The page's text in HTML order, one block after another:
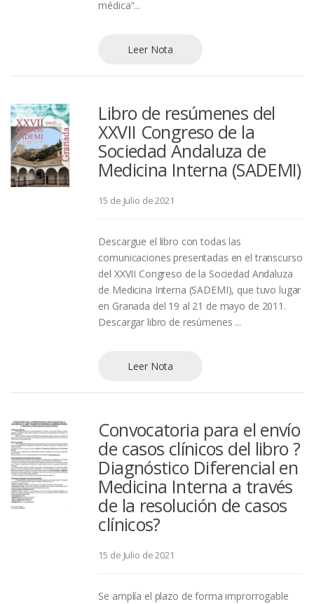
médica”...
Leer Nota
Libro de resúmenes del
XXVII Congreso de la
Sociedad Andaluza de
Medicina Interna (SADEMI)
15 de Julio de 2021
Descargue el libro con todas las
comunicaciones presentadas en el transcurso
del XXVII Congreso de la Sociedad Andaluza
de Medicina Interna (SADEMI), que tuvo lugar
en Granada del 19 al 21 de mayo de 2011.
Descargar libro de resúmenes ...
Leer Nota
Convocatoria para el envío
de casos clínicos del libro ?
Diagnóstico Diferencial en
Medicina Interna a través
de la resolución de casos
clínicos?
15 de Julio de 2021
Se amplía el plazo de forma improrrogable